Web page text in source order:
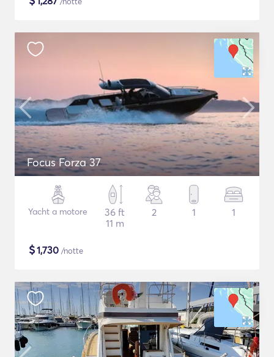
Focus Forza 37
Yacht a motore
36 ft
11 m
2 1 1
$1,730 /notte